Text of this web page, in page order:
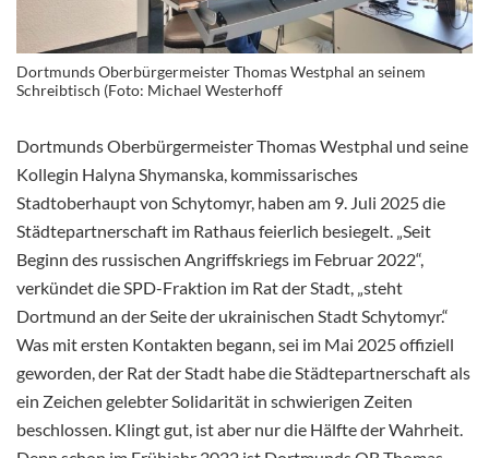
Dortmunds Oberbürgermeister Thomas Westphal an seinem
Schreibtisch (Foto: Michael Westerhoff
Dortmunds Oberbürgermeister Thomas Westphal und seine
Kollegin Halyna Shymanska, kommissarisches
Stadtoberhaupt von Schytomyr, haben am 9. Juli 2025 die
Städtepartnerschaft im Rathaus feierlich besiegelt. „Seit
Beginn des russischen Angriffskriegs im Februar 2022“,
verkündet die SPD-Fraktion im Rat der Stadt, „steht
Dortmund an der Seite der ukrainischen Stadt Schytomyr.“
Was mit ersten Kontakten begann, sei im Mai 2025 offiziell
geworden, der Rat der Stadt habe die Städtepartnerschaft als
ein Zeichen gelebter Solidarität in schwierigen Zeiten
beschlossen. Klingt gut, ist aber nur die Hälfte der Wahrheit.